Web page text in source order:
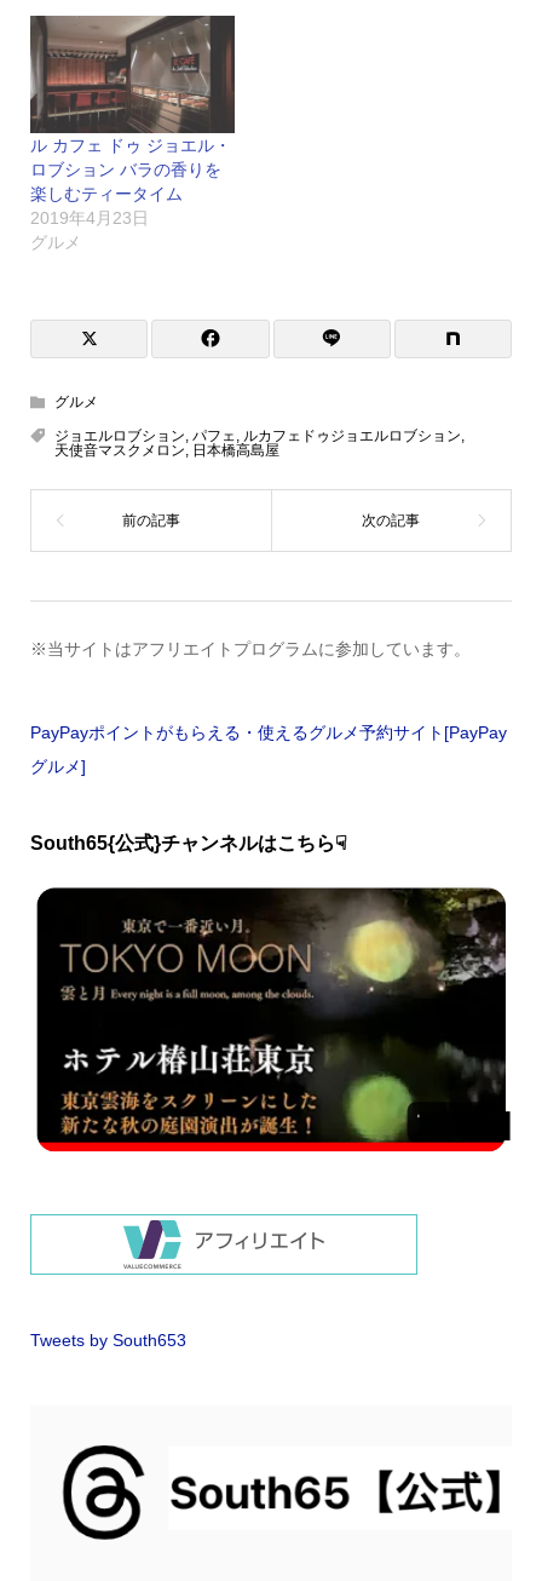
ル カフェ ドゥ ジョエル・
ロブション バラの香りを
楽しむティータイム
2019年4月23日
グルメ
グルメ
ジョエルロブション パフェ ルカフェドゥジョエルロブション
天使音マスクメロン
日本橋高島屋
※当サイトはアフリエイトプログラムに参加しています。
PayPayポイントがもらえる・使えるグルメ予約サイト[PayPay
グルメ]
South65{公式}チャンネルはこちら☟
Tweets by South653